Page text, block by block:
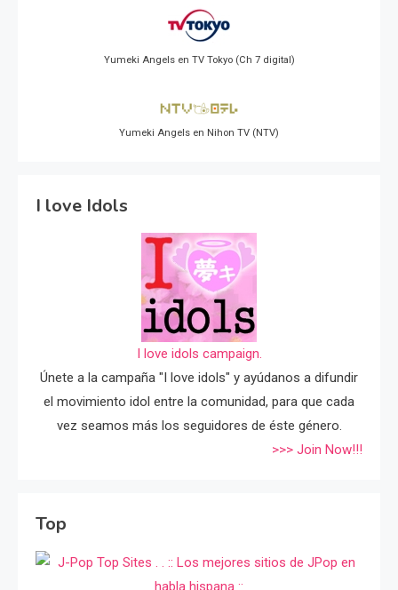
Yumeki Angels en TV Tokyo (Ch 7 digital)
Yumeki Angels en Nihon TV (NTV)
I love Idols
I love idols campaign.
Únete a la campaña "I love idols" y ayúdanos a difundir
el movimiento idol entre la comunidad, para que cada
vez seamos más los seguidores de éste género.
>>> Join Now!!!
Top